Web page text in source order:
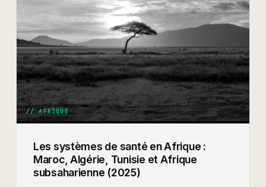
//AFRIQUE
Les systèmes de santé en Afrique :
Maroc, Algérie, Tunisie et Afrique
subsaharienne (2025)